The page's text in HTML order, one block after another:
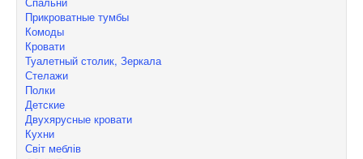
Прикроватные тумбы
Комоды
Кровати
Туалетный столик, Зеркала
Стелажи
Полки
Детские
Двухярусные кровати
Кухни
Світ меблів